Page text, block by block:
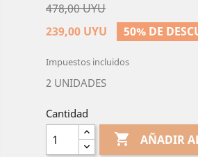
478,00 UYU
239,00 UYU
50% DE
Impuestos incluidos
2 UNIDADES
Cantidad
 AÑADIR